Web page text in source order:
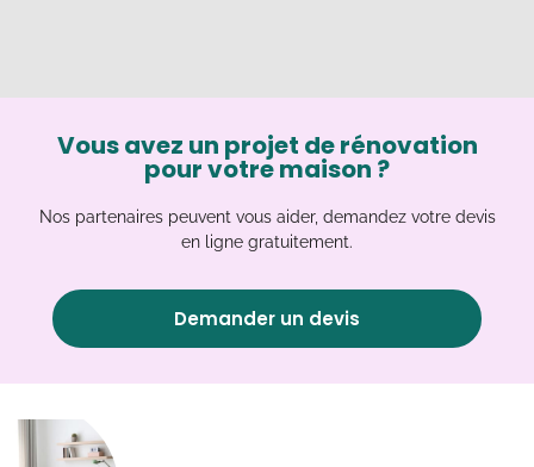
Vous avez un projet de rénovation
pour votre maison ?
Nos partenaires peuvent vous aider, demandez votre devis
en ligne gratuitement.
Demander un devis